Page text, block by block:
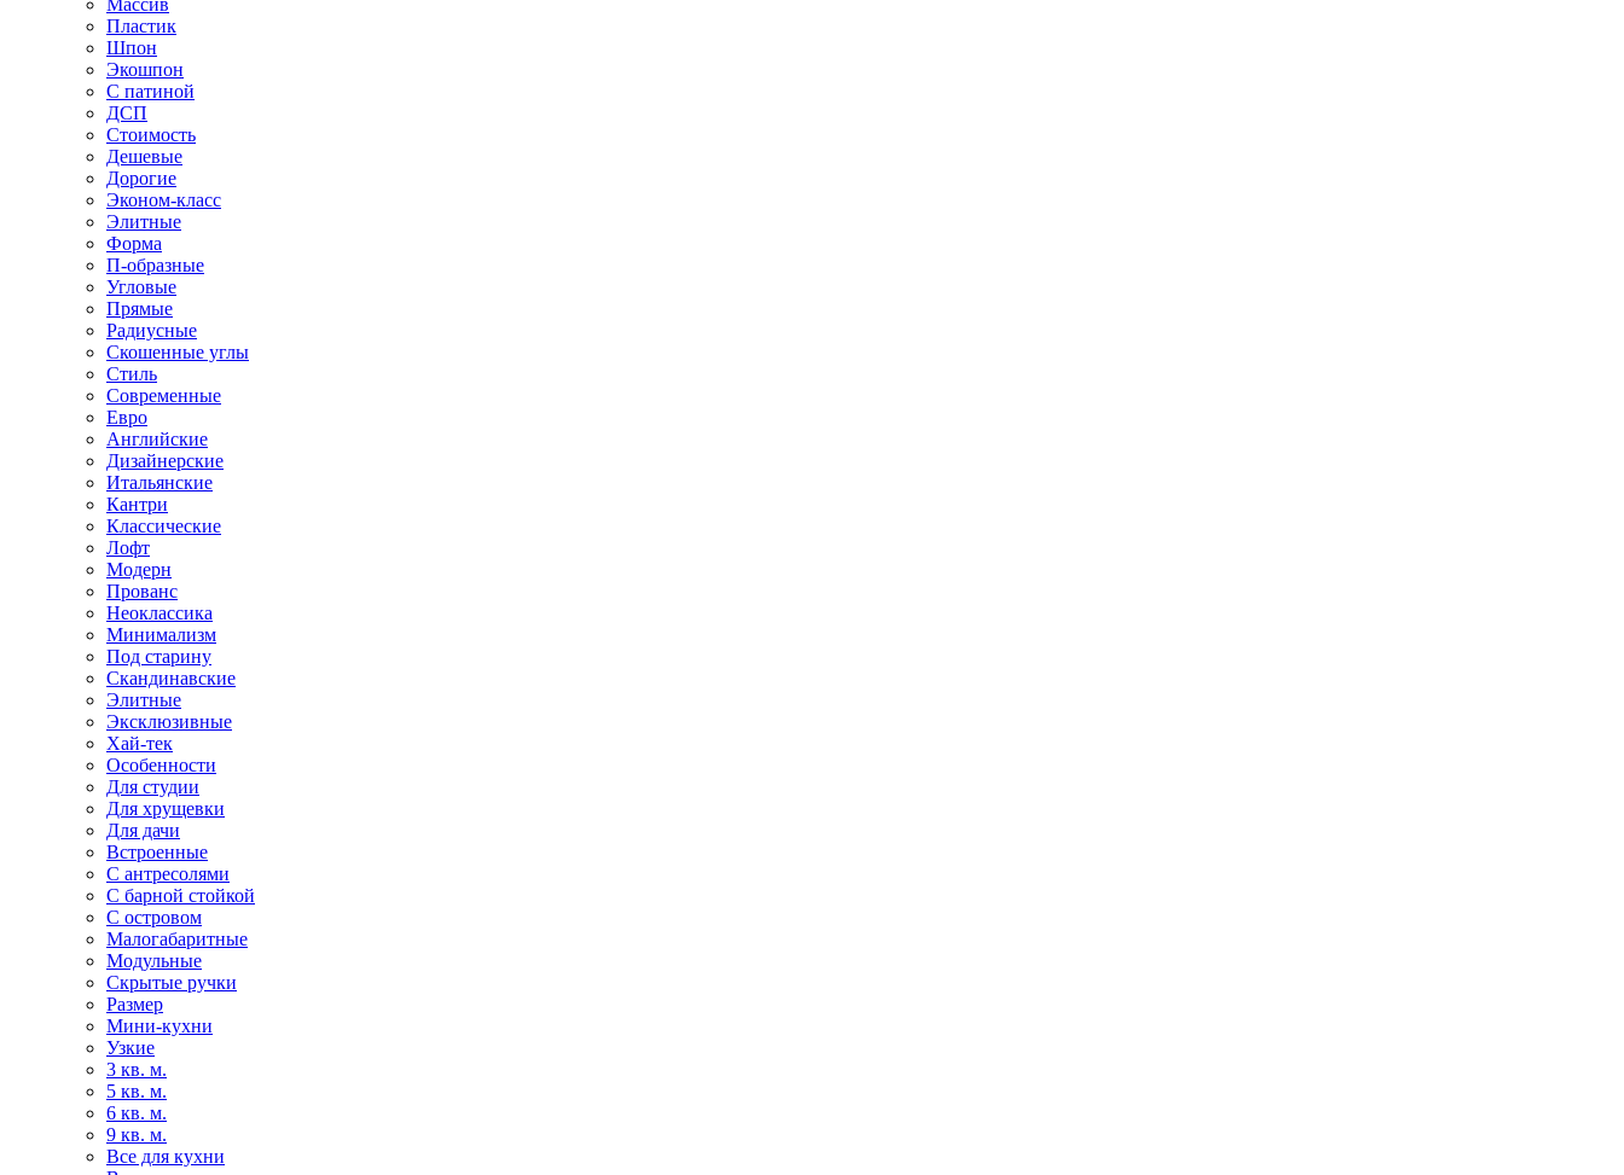
Пластик
Шпон
Экошпон
С патиной
ДСП
Стоимость
Дешевые
Дорогие
Эконом-класс
Элитные
Форма
П-образные
Угловые
Прямые
Радиусные
Скошенные углы
Стиль
Современные
Евро
Английские
Дизайнерские
Итальянские
Кантри
Классические
Лофт
Модерн
Прованс
Неоклассика
Минимализм
Под старину
Скандинавские
Элитные
Эксклюзивные
Хай-тек
Особенности
Для студии
Для хрущевки
Для дачи
Встроенные
С антресолями
С барной стойкой
С островом
Малогабаритные
Модульные
Скрытые ручки
Размер
Мини-кухни
Узкие
3 кв. м.
5 кв. м.
6 кв. м.
9 кв. м.
Все для кухни